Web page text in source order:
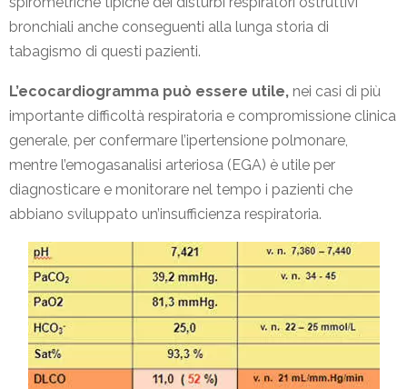
bronchiali anche conseguenti alla lunga storia di
tabagismo di questi pazienti.
L’ecocardiogramma può essere utile, nei casi di più
importante difficoltà respiratoria e compromissione clinica
generale, per confermare l’ipertensione polmonare,
mentre l’emogasanalisi arteriosa (EGA) è utile per
diagnosticare e monitorare nel tempo i pazienti che
abbiano sviluppato un’insufficienza respiratoria.